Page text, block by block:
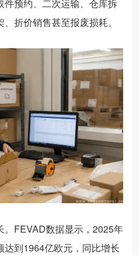
件预约、二次运输、仓库拆
折价销售甚至报废损耗。
。FEVAD数据显示，2025年
到1964亿欧元，同比增长